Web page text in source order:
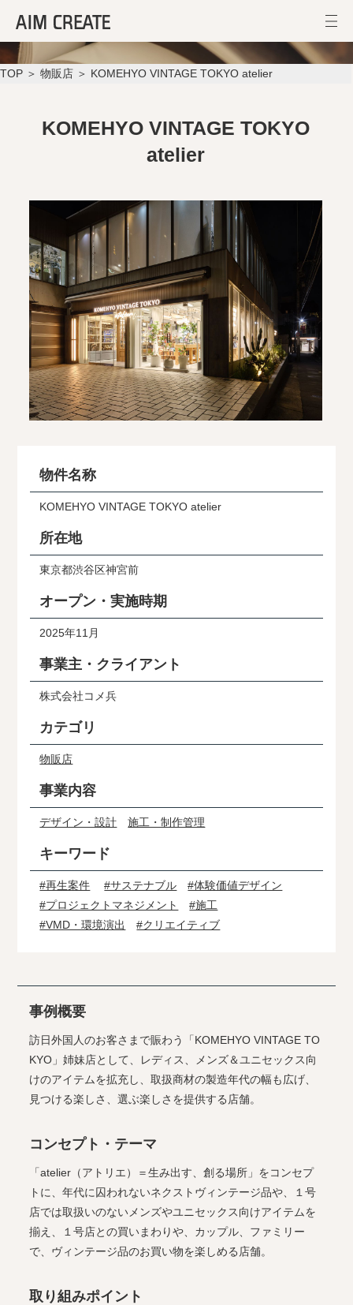
KOMEHYO VINTAGE TOKYO atelier
TOP ＞ 物販店 ＞ KOMEHYO VINTAGE TOKYO atelier
KOMEHYO VINTAGE TOKYO
atelier
物件名称
KOMEHYO VINTAGE TOKYO atelier
所在地
東京都渋谷区神宮前
オープン・実施時期
2025年11月
事業主・クライアント
株式会社コメ兵
カテゴリ
物販店
事業内容
デザイン・設計 施工・制作管理
キーワード
#再生案件 #サステナブル
#体験価値デザイン
#プロジェクトマネジメント
#施工
#VMD・環境演出
#クリエイティブ
事例概要
訪日外国人のお客さまで賑わう「KOMEHYO VINTAGE TO
KYO」姉妹店として、レディス、メンズ＆ユニセックス向
けのアイテムを拡充し、取扱商材の製造年代の幅も広げ、
見つける楽しさ、選ぶ楽しさを提供する店舗。
コンセプト・テーマ
「atelier（アトリエ）＝生み出す、創る場所」をコンセプ
トに、年代に囚われないネクストヴィンテージ品や、１号
店では取扱いのないメンズやユニセックス向けアイテムを
揃え、１号店との買いまわりや、カップル、ファミリー
で、ヴィンテージ品のお買い物を楽しめる店舗。
取り組みポイント